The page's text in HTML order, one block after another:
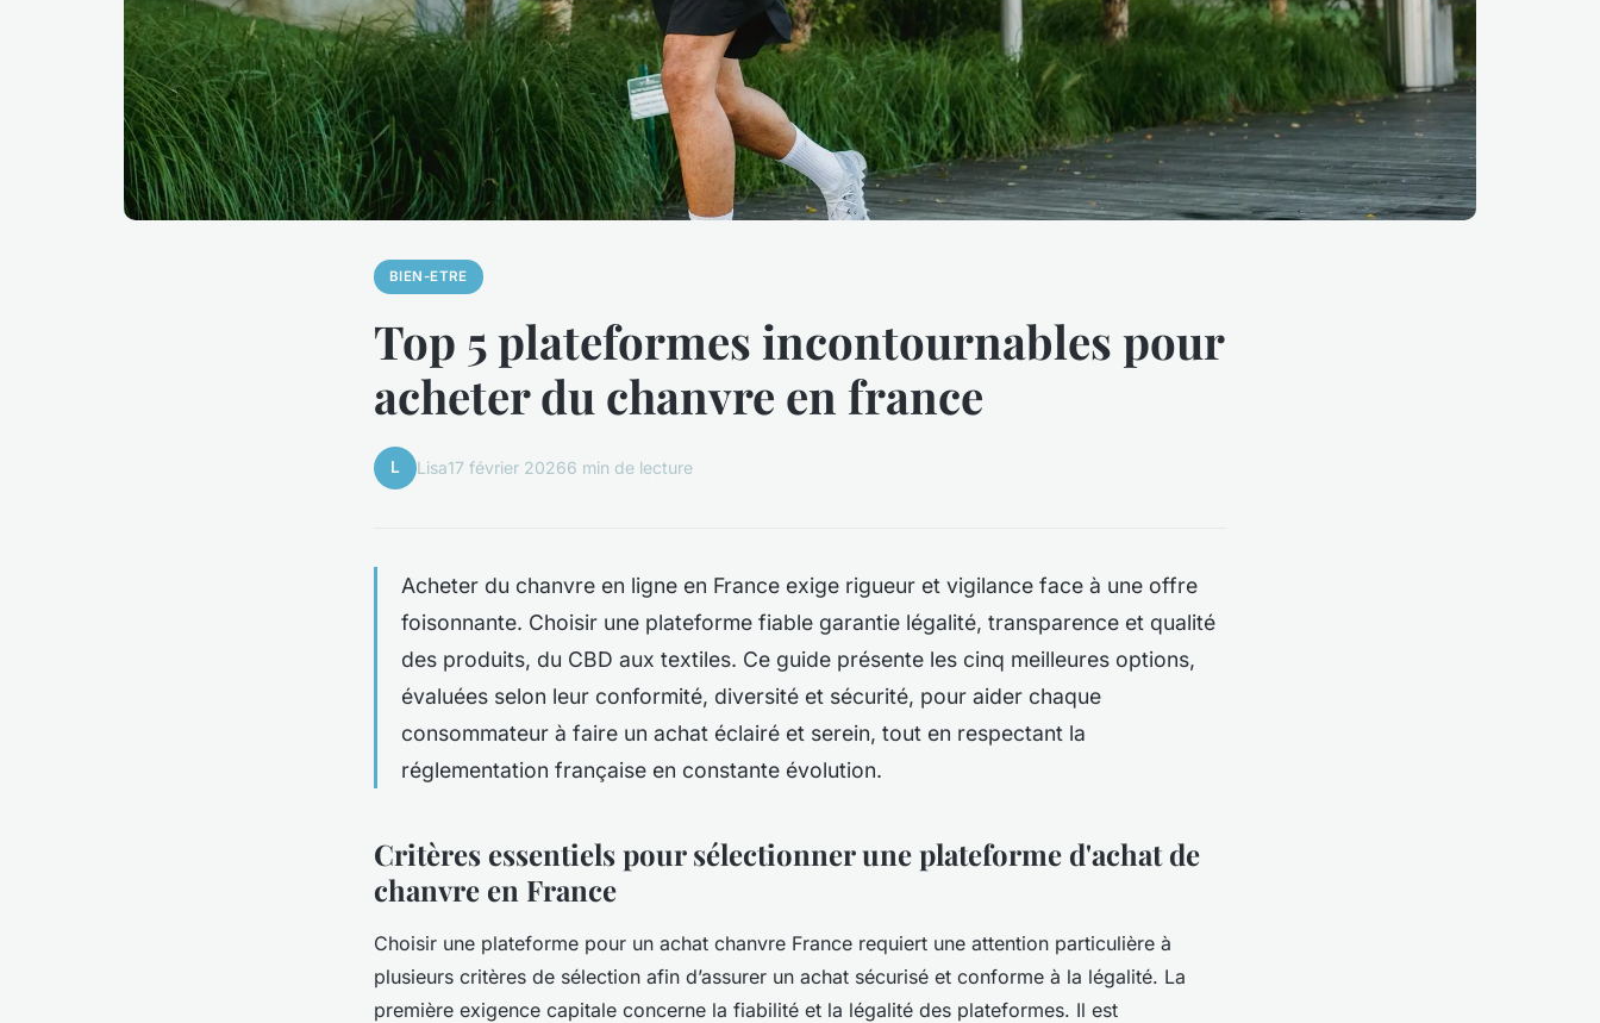
BIEN-ETRE
Top 5 plateformes incontournables pour
acheter du chanvre en france
L Lisa17 février 20266 min de lecture
Acheter du chanvre en ligne en France exige rigueur et vigilance face à une offre
foisonnante. Choisir une plateforme fiable garantie légalité, transparence et qualité
des produits, du CBD aux textiles. Ce guide présente les cinq meilleures options,
évaluées selon leur conformité, diversité et sécurité, pour aider chaque
consommateur à faire un achat éclairé et serein, tout en respectant la
réglementation française en constante évolution.
Critères essentiels pour sélectionner une plateforme d'achat de
chanvre en France
Choisir une plateforme pour un achat chanvre France requiert une attention particulière à
plusieurs critères de sélection afin d’assurer un achat sécurisé et conforme à la légalité. La
première exigence capitale concerne la fiabilité et la légalité des plateformes. Il est